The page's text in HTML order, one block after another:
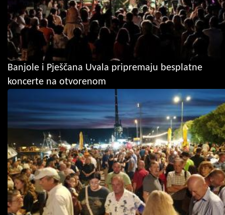
Banjole i Pješčana Uvala pripremaju besplatne
koncerte na otvorenom